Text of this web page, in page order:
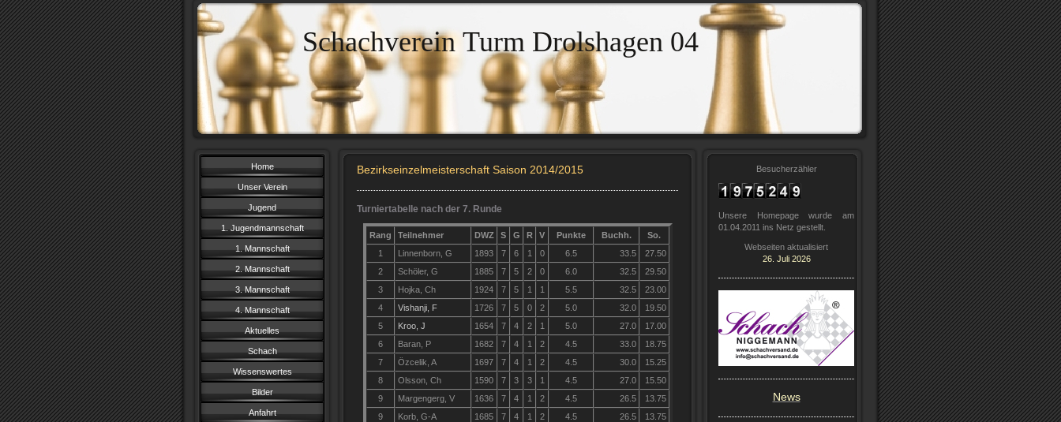
Schachverein Turm Drolshagen 04
Home
Unser Verein
Jugend
1. Jugendmannschaft
1. Mannschaft
2. Mannschaft
3. Mannschaft
4. Mannschaft
Aktuelles
Schach
Wissenswertes
Bilder
Anfahrt
Bezirkseinzelmeisterschaft Saison 2014/2015
Turniertabelle nach der 7. Runde
Rang Teilnehmer DWZ S G R V Punkte Buchh.
So.
1
Linnenborn, G 1893 7 6 1 0 6.5 33.5
27.50
2
Schöler, G 1885 7 5 2 0 6.0 32.5
29.50
3
Hojka, Ch 1924 7 5 1 1 5.5 32.5
23.00
4
Vishanji, F 1726 7 5 0 2 5.0 32.0
19.50
5
Kroo, J 1654 7 4 2 1 5.0 27.0
17.00
6
Baran, P 1682 7 4 1 2 4.5 33.0
18.75
7
Özcelik, A 1697 7 4 1 2 4.5 30.0
15.25
8
Olsson, Ch 1590 7 3 3 1 4.5 27.0
15.50
9
Margengerg, V 1636 7 4 1 2 4.5 26.5
13.75
9
Korb, G-A 1685 7 4 1 2 4.5 26.5
13.75
Besucherzähler
Unsere Homepage wurde am
01.04.2011 ins Netz gestellt.
Webseiten aktualisiert
26. Juli 2026
News